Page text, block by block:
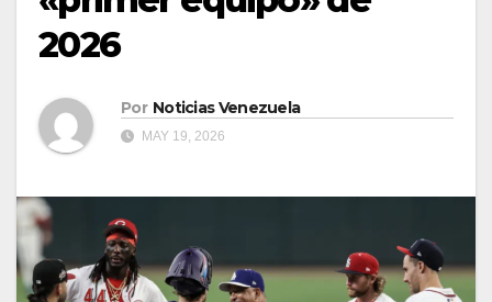
2026
Por Noticias Venezuela
MAY 19, 2026